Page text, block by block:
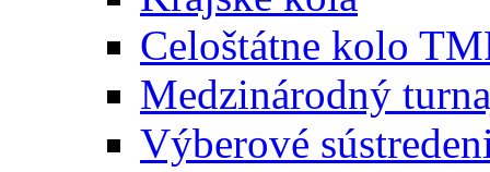
Celoštátne kolo
Medzinárodný
Výberové